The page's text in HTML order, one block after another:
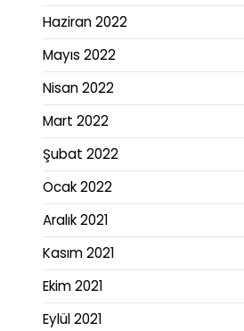
Haziran 2022
Mayıs 2022
Nisan 2022
Mart 2022
Şubat 2022
Ocak 2022
Aralık 2021
Kasım 2021
Ekim 2021
Eylül 2021